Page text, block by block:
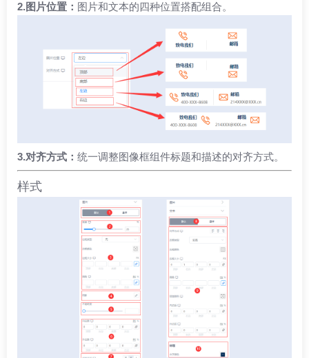
2.图片位置： 图片和文本的四种位置搭配组合。
3.对齐方式： 统一调整图像框组件标题和描述的对齐方式。
样式